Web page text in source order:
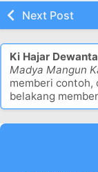
Next Post
Ki Hajar
Madya Mangun
memberi contoh,
belakang